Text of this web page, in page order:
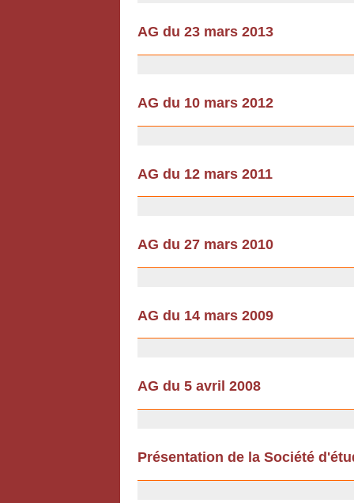
AG du 23 mars 2013
AG du 10 mars 2012
AG du 12 mars 2011
AG du 27 mars 2010
AG du 14 mars 2009
AG du 5 avril 2008
Présentation de la Société